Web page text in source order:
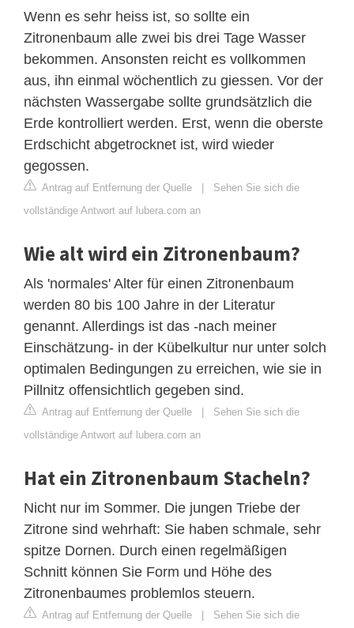
Wenn es sehr heiss ist, so sollte ein
Zitronenbaum alle zwei bis drei Tage Wasser
bekommen. Ansonsten reicht es vollkommen
aus, ihn einmal wöchentlich zu giessen. Vor der
nächsten Wassergabe sollte grundsätzlich die
Erde kontrolliert werden. Erst, wenn die oberste
Erdschicht abgetrocknet ist, wird wieder
gegossen.
Antrag auf Entfernung der Quelle | Sehen Sie sich die
vollständige Antwort auf lubera.com an
Wie alt wird ein Zitronenbaum?
Als 'normales' Alter für einen Zitronenbaum
werden 80 bis 100 Jahre in der Literatur
genannt. Allerdings ist das -nach meiner
Einschätzung- in der Kübelkultur nur unter solch
optimalen Bedingungen zu erreichen, wie sie in
Pillnitz offensichtlich gegeben sind.
Antrag auf Entfernung der Quelle | Sehen Sie sich die
vollständige Antwort auf lubera.com an
Hat ein Zitronenbaum Stacheln?
Nicht nur im Sommer. Die jungen Triebe der
Zitrone sind wehrhaft: Sie haben schmale, sehr
spitze Dornen. Durch einen regelmäßigen
Schnitt können Sie Form und Höhe des
Zitronenbaumes problemlos steuern.
Antrag auf Entfernung der Quelle | Sehen Sie sich die